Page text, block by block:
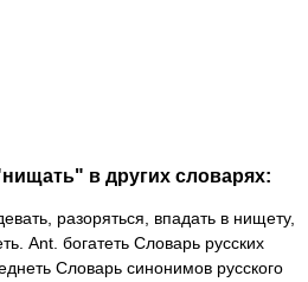
в других словарях:
разоряться, впадать в нищету,
Ant. богатеть Словарь русских
Словарь синонимов русского